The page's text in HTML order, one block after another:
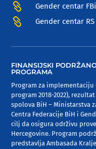
 Gender centar
 Gender centar RS
FINANSIJSKI
PROGRAMA
Program za implementaciju
program 2018-2022),
spolova BiH – Ministarstva
Centra Federacije BiH i
cilj da osigura održivu
Hercegovine. Program
predstavlja Ambasada